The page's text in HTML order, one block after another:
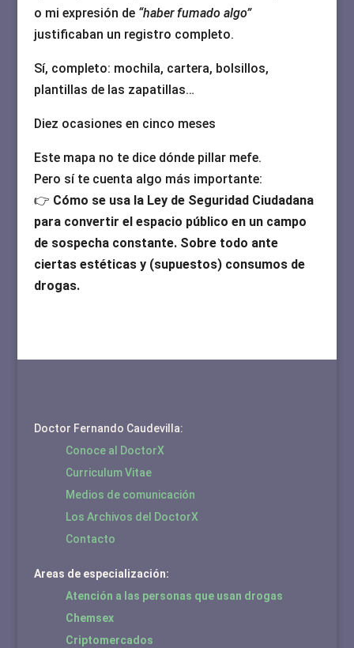
o mi expresión de “haber fumado algo”
justificaban un registro completo.
Sí, completo: mochila, cartera, bolsillos,
plantillas de las zapatillas…
Diez ocasiones en cinco meses
Este mapa no te dice dónde pillar mefe.
Pero sí te cuenta algo más importante:
👉 Cómo se usa la Ley de Seguridad Ciudadana
para convertir el espacio público en un campo
de sospecha constante. Sobre todo ante
ciertas estéticas y (supuestos) consumos de
drogas.
Doctor Fernando Caudevilla:
Conoce al DoctorX
Curriculum Vitae
Medios de comunicación
Los Archivos del DoctorX
Contacto
Areas de especialización:
Atención a las personas que usan drogas
Chemsex
Criptomercados